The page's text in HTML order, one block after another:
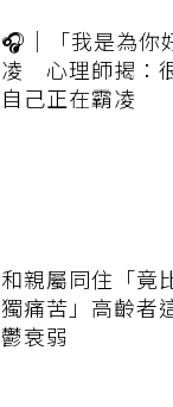
🎧｜「我是為你
凌 心理師揭：
自己正在霸凌
和親屬同住「竟
獨痛苦」高齡者
鬱衰弱